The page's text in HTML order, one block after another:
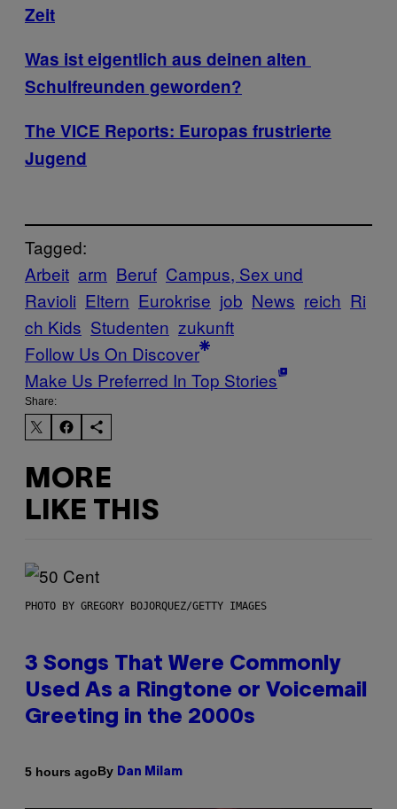
Zeit
Was ist eigentlich aus deinen alten
Schulfreunden geworden?
The VICE Reports: Europas frustrierte
Jugend
Tagged:
Arbeit arm Beruf Campus, Sex und
Ravioli Eltern Eurokrise job News reich Ri
ch Kids Studenten zukunft
Follow Us On Discover
Make Us Preferred In Top Stories
Share:
MORE
LIKE THIS
PHOTO BY GREGORY BOJORQUEZ/GETTY IMAGES
3 Songs That Were Commonly
Used As a Ringtone or Voicemail
Greeting in the 2000s
5 hours agoBy Dan Milam